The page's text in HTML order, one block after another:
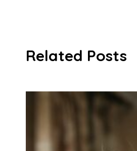
Related Posts